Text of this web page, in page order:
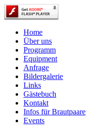
Home
Über uns
Programm
Equipment
Anfrage
Bildergalerie
Links
Gästebuch
Kontakt
Infos für Brautpaare
Events